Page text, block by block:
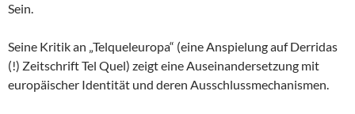
Sein.
Seine Kritik an „Telqueleuropa“ (eine Anspielung auf Derridas
(!) Zeitschrift Tel Quel) zeigt eine Auseinandersetzung mit
europäischer Identität und deren Ausschlussmechanismen.